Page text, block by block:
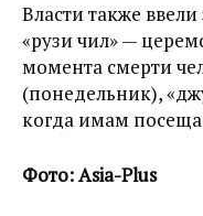
Власти также
«рузи чил» —
момента смерти
(понедельник),
когда имам
Фото: Asia-Plus